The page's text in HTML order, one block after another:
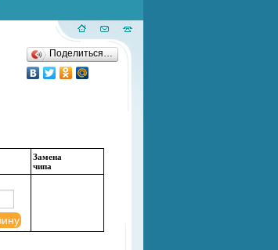
Поделиться…
Замена
чипа